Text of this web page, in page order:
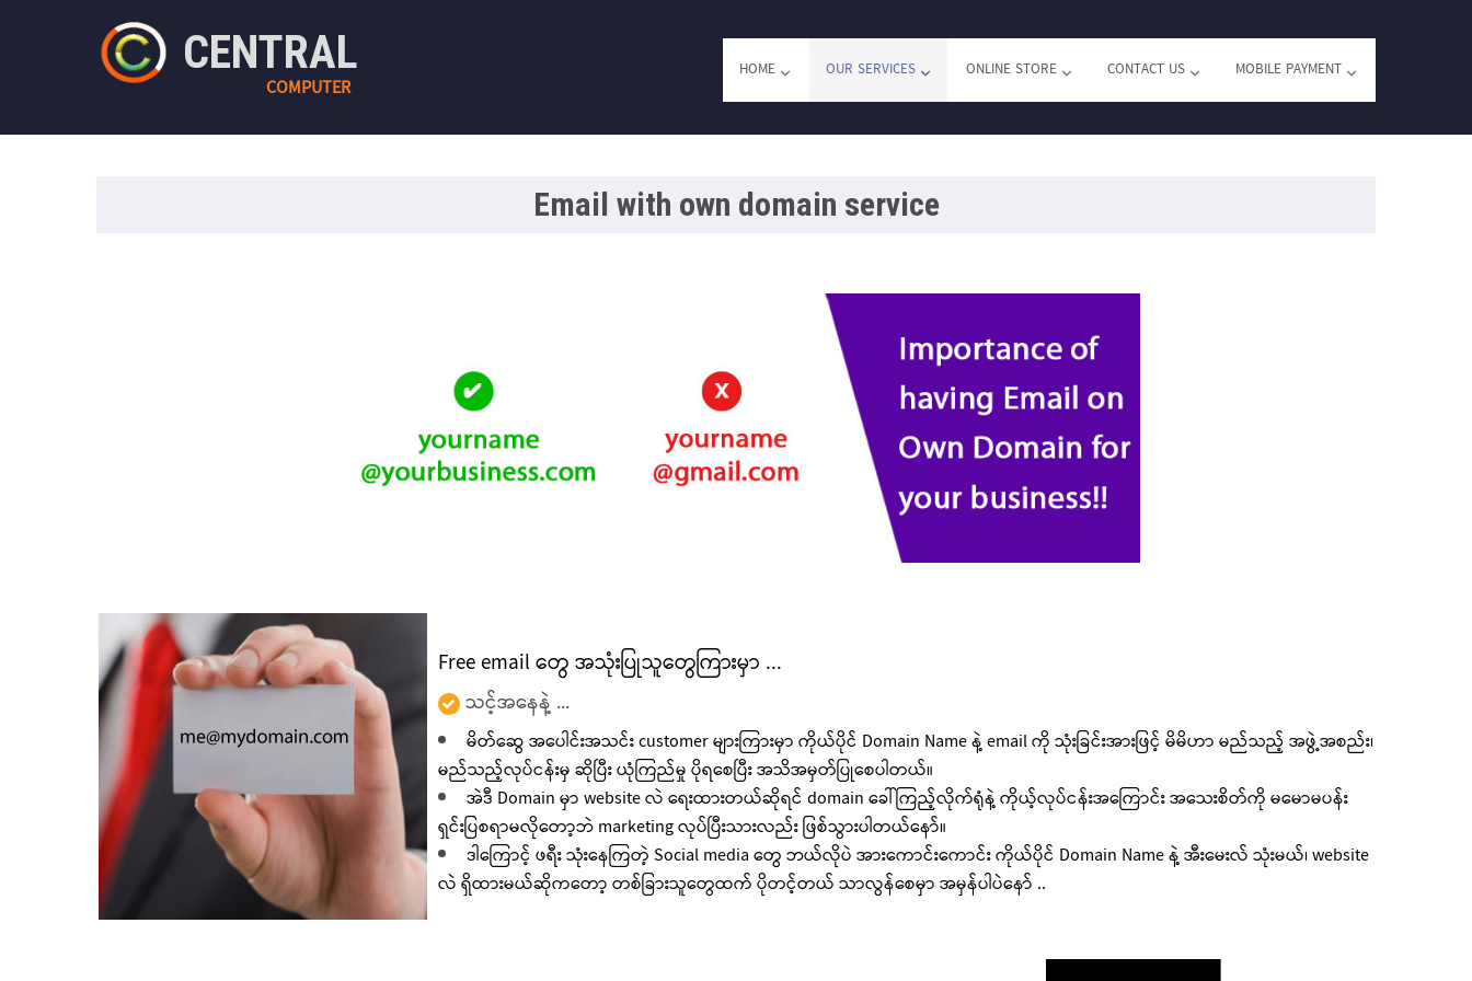
CENTRAL
COMPUTER
HOME OUR SERVICES ONLINE STORE CONTACT US MOBILE PAYMENT
Email with own domain service
Free email တွေ အသုံးပြုသူတွေကြားမှာ ...
သင့်အနေနဲ့ ...
မိတ်ဆွေ အပေါင်းအသင်း customer များကြားမှာ ကိုယ်ပိုင် Domain Name နဲ့ email ကို သုံးခြင်းအားဖြင့် မိမိဟာ မည်သည့် အဖွဲ့အစည်း၊
မည်သည့်လုပ်ငန်းမှ ဆိုပြီး ယုံကြည်မှု ပိုရစေပြီး အသိအမှတ်ပြုစေပါတယ်။
အဲဒီ Domain မှာ website လဲ ရေးထားတယ်ဆိုရင် domain ခေါ်ကြည့်လိုက်ရုံနဲ့ ကိုယ့်လုပ်ငန်းအကြောင်း အသေးစိတ်ကို မမောမပန်း
ရှင်းပြစရာမလိုတော့ဘဲ marketing လုပ်ပြီးသားလည်း ဖြစ်သွားပါတယ်နော်။
ဒါကြောင့် ဖရီး သုံးနေကြတဲ့ Social media တွေ ဘယ်လိုပဲ အားကောင်းကောင်း ကိုယ်ပိုင် Domain Name နဲ့ အီးမေးလ် သုံးမယ်၊ website
လဲ ရှိထားမယ်ဆိုကတော့ တစ်ခြားသူတွေထက် ပိုတင့်တယ် သာလွန်စေမှာ အမှန်ပါပဲနော် ..